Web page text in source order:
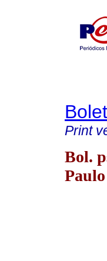
Print
Bol.